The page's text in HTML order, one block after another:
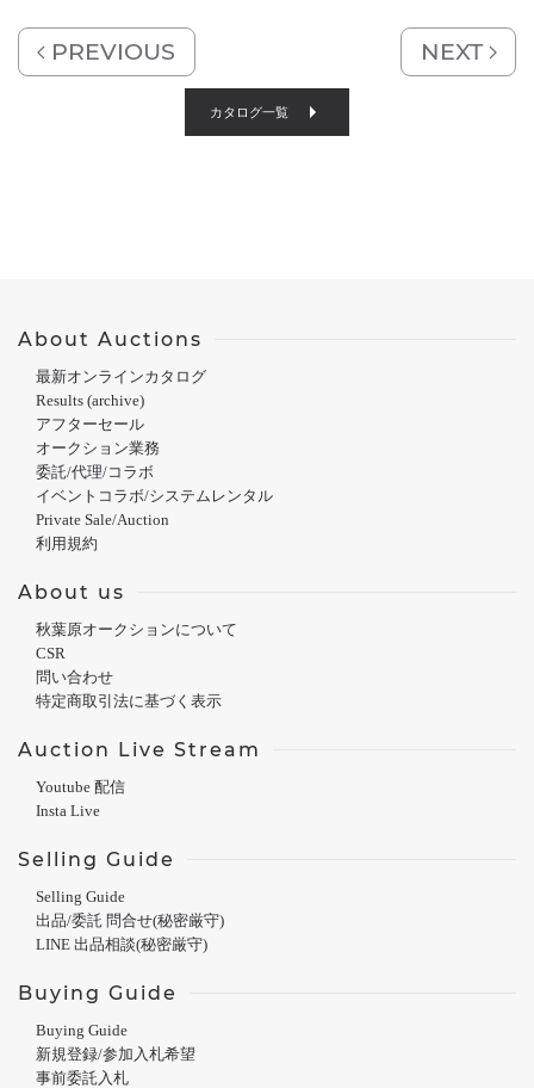
PREVIOUS NEXT
カタログ一覧
About Auctions
最新オンラインカタログ
Results (archive)
アフターセール
オークション業務
委託/代理/コラボ
イベントコラボ/システムレンタル
Private Sale/Auction
利用規約
About us
秋葉原オークションについて
CSR
問い合わせ
特定商取引法に基づく表示
Auction Live Stream
Youtube 配信
Insta Live
Selling Guide
Selling Guide
出品/委託 問合せ(秘密厳守)
LINE 出品相談(秘密厳守)
Buying Guide
Buying Guide
新規登録/参加入札希望
事前委託入札